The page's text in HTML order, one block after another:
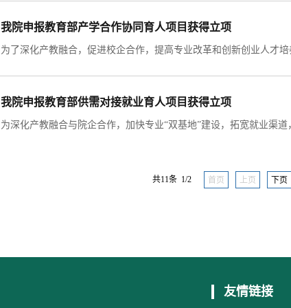
我院申报教育部产学合作协同育人项目获得立项
我院申报教育部供需对接就业育人项目获得立项
共11条 1/2 首页 上页 下页
友情链接